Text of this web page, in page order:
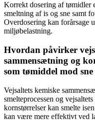
Korrekt dosering af tømidler
smeltning af is og sne samt
Overdosering kan forårsage
miljøbelastning.
Hvordan påvirker
sammensætning og
som tømiddel mod sne
Vejsaltets kemiske
smelteprocessen og
kornstørrelser kan smelte
kan være mere effektivt ved